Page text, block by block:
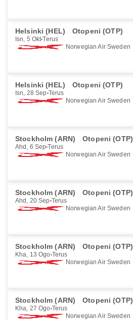
Helsinki (HEL) Otopeni (OTP)
Isn, 5 Okt Terus
Norwegian Air Sweden
Helsinki (HEL) Otopeni (OTP)
Isn, 28 Sep Terus
Norwegian Air Sweden
Stockholm (ARN) Otopeni (OTP)
Ahd, 6 Sep Terus
Norwegian Air Sweden
Stockholm (ARN) Otopeni (OTP)
Ahd, 20 Sep Terus
Norwegian Air Sweden
Stockholm (ARN) Otopeni (OTP)
Kha, 13 Ogo Terus
Norwegian Air Sweden
Stockholm (ARN) Otopeni (OTP)
Kha, 27 Ogo Terus
Norwegian Air Sweden